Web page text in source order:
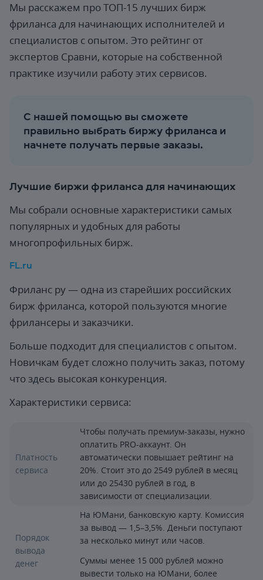
Мы расскажем про ТОП-15 лучших бирж
фриланса для начинающих исполнителей и
специалистов с опытом. Это рейтинг от
экспертов Сравни, которые на собственной
практике изучили работу этих сервисов.
С нашей помощью вы сможете
правильно выбрать биржу фриланса и
начнете получать первые заказы.
Лучшие биржи фриланса для начинающих
Мы собрали основные характеристики самых
популярных и удобных для работы
многопрофильных бирж.
FL.ru
Фриланс ру — одна из старейших российских
бирж фриланса, которой пользуются многие
фрилансеры и заказчики.
Больше подходит для специалистов с опытом.
Новичкам будет сложно получить заказ, потому
что здесь высокая конкуренция.
Характеристики сервиса:
Платность
сервиса
Чтобы получать премиум-заказы, нужно
оплатить PRO-аккаунт. Он
автоматически повышает рейтинг на
20%. Стоит это до 2549 рублей в месяц
или до 25430 рублей в год, в
зависимости от специализации.
Порядок
вывода
денег
На ЮМани, банковскую карту. Комиссия
за вывод — 1,5–3,5%. Деньги поступают
за несколько минут или часов.
Суммы менее 15 000 рублей можно
вывести только на ЮМани, более